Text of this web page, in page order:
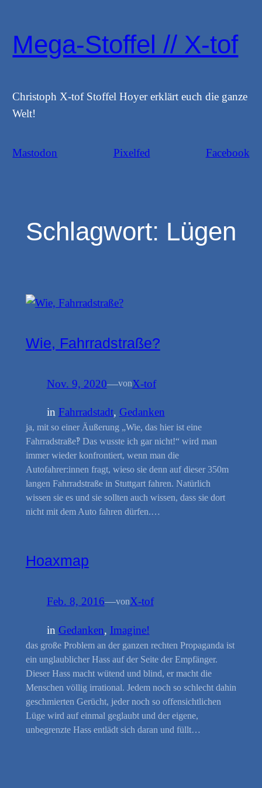
springen
Mega-Stoffel // X-tof
Christoph X-tof Stoffel Hoyer erklärt euch die ganze
Welt!
Mastodon Pixelfed Facebook
Schlagwort: Lügen
Wie, Fahrradstraße?
Nov. 9, 2020—vonX-tof
in Fahrradstadt, Gedanken
ja, mit so einer Äußerung „Wie, das hier ist eine
Fahrradstraße‽ Das wusste ich gar nicht!“ wird man
immer wieder konfrontiert, wenn man die
Autofahrer:innen fragt, wieso sie denn auf dieser 350m
langen Fahrradstraße in Stuttgart fahren. Natürlich
wissen sie es und sie sollten auch wissen, dass sie dort
nicht mit dem Auto fahren dürfen.…
Hoaxmap
Feb. 8, 2016—vonX-tof
in Gedanken, Imagine!
das große Problem an der ganzen rechten Propaganda ist
ein unglaublicher Hass auf der Seite der Empfänger.
Dieser Hass macht wütend und blind, er macht die
Menschen völlig irrational. Jedem noch so schlecht dahin
geschmierten Gerücht, jeder noch so offensichtlichen
Lüge wird auf einmal geglaubt und der eigene,
unbegrenzte Hass entlädt sich daran und füllt…